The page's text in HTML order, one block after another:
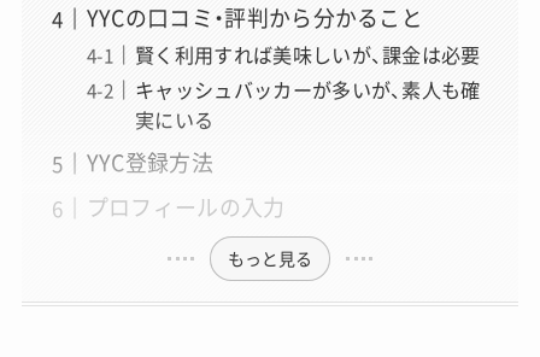
YYCの口コミ・評判から分かること
賢く利用すれば美味しいが、課金は必要
キャッシュバッカーが多いが、素人も確
実にいる
YYC登録方法
プロフィールの入力
もっと見る